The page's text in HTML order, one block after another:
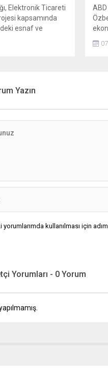
Elektronik Ticareti
kapsamında
esnaf ve
Yazın
yorumlarımda kullanılması için
Yorumları - 0 Yorum